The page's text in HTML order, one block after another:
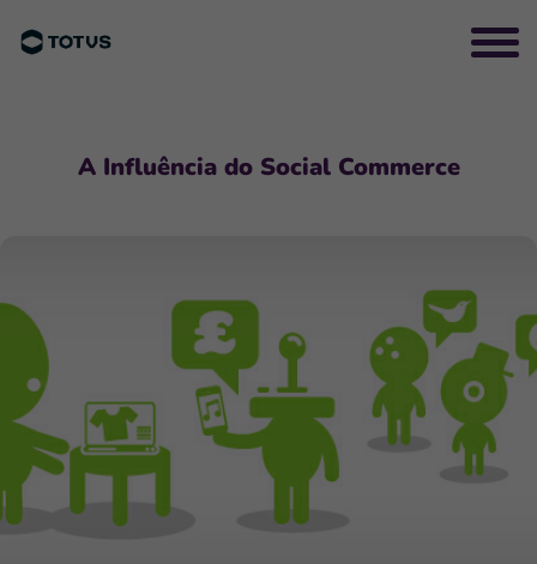
A Influência do Social Commerce